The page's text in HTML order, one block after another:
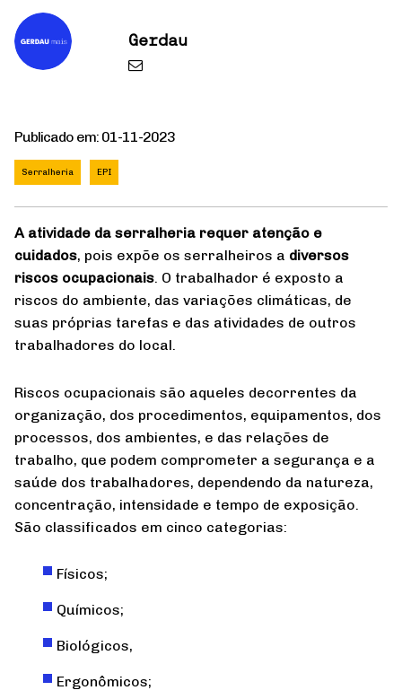
Gerdau
Publicado em: 01-11-2023
Serralheria EPI
A atividade da serralheria requer atenção e
cuidados, pois expõe os serralheiros a diversos
riscos ocupacionais. O trabalhador é exposto a
riscos do ambiente, das variações climáticas, de
suas próprias tarefas e das atividades de outros
trabalhadores do local.
Riscos ocupacionais são aqueles decorrentes da
organização, dos procedimentos, equipamentos, dos
processos, dos ambientes, e das relações de
trabalho, que podem comprometer a segurança e a
saúde dos trabalhadores, dependendo da natureza,
concentração, intensidade e tempo de exposição.
São classificados em cinco categorias:
Físicos;
Químicos;
Biológicos,
Ergonômicos;